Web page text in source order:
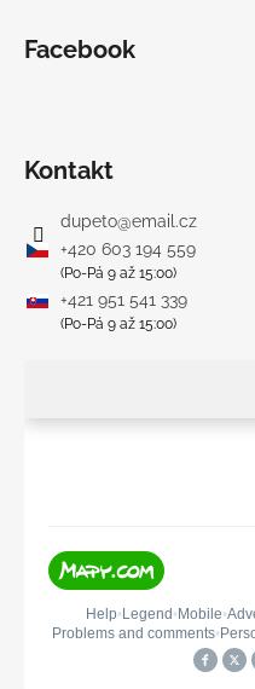
Facebook
Kontakt
dupeto@email.cz
+420 603 194 559
(Po-Pá 9 až 15:00)
+421 951 541 339
(Po-Pá 9 až 15:00)